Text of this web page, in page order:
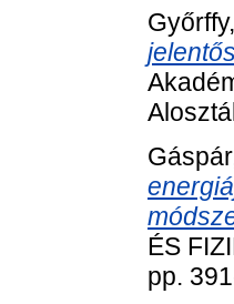
ÉS
pp.